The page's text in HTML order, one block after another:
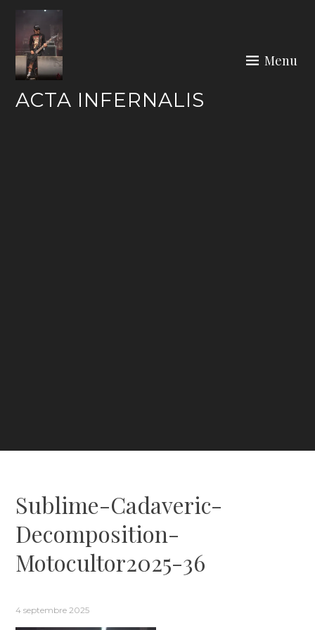
content
ACTA INFERNALIS
Menu
Sublime-Cadaveric-
Decomposition-
Motocultor2025-36
4 septembre 2025